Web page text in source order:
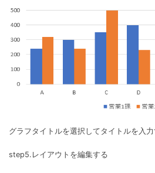
グラフタイトルを選択してタイトルを入力
step5.レイアウトを編集する